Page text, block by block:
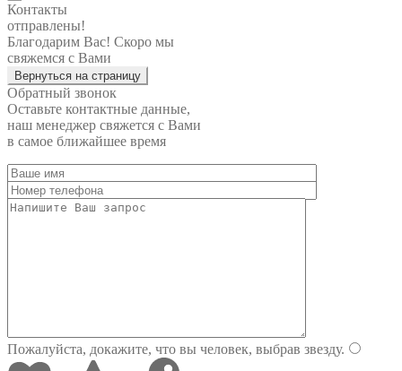
Контакты
отправлены!
Благодарим Вас! Скоро мы
свяжемся с Вами
Вернуться на страницу
Обратный звонок
Оставьте контактные данные,
наш менеджер свяжется с Вами
в самое ближайшее время
Пожалуйста, докажите, что вы человек, выбрав звезду.